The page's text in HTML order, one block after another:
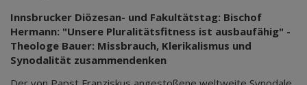
Innsbrucker Diözesan- und Fakultätstag: Bischof
Hermann: "Unsere Pluralitätsfitness ist ausbaufähig" -
Theologe Bauer: Missbrauch, Klerikalismus und
Synodalität zusammendenken